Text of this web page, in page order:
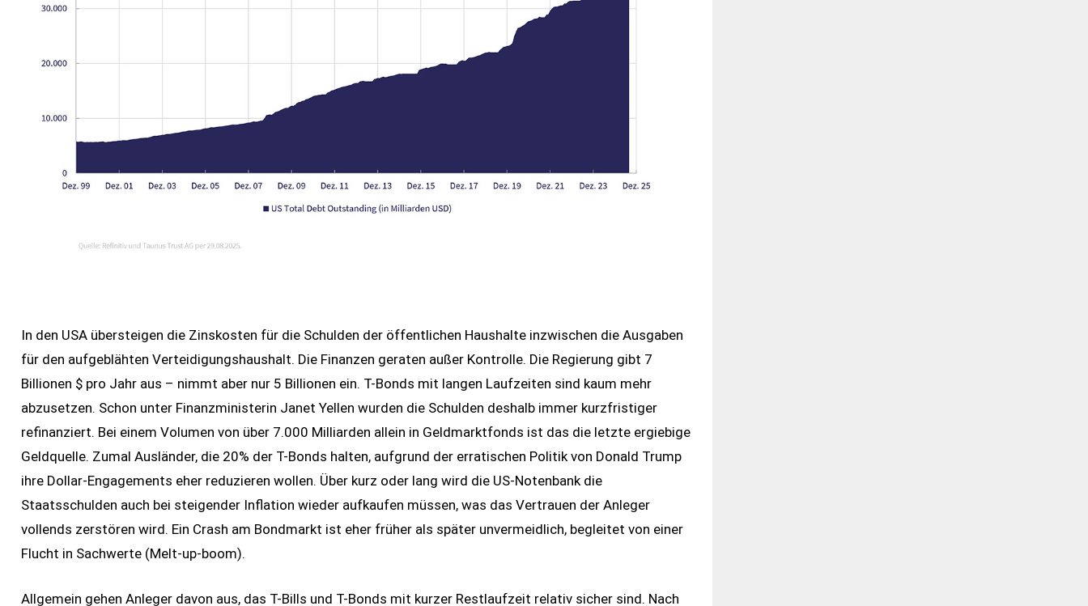
In den USA übersteigen die Zinskosten für die Schulden der öffentlichen Haushalte inzwischen die Ausgaben
für den aufgeblähten Verteidigungshaushalt. Die Finanzen geraten außer Kontrolle. Die Regierung gibt 7
Billionen $ pro Jahr aus – nimmt aber nur 5 Billionen ein. T-Bonds mit langen Laufzeiten sind kaum mehr
abzusetzen. Schon unter Finanzministerin Janet Yellen wurden die Schulden deshalb immer kurzfristiger
refinanziert. Bei einem Volumen von über 7.000 Milliarden allein in Geldmarktfonds ist das die letzte ergiebige
Geldquelle. Zumal Ausländer, die 20% der T-Bonds halten, aufgrund der erratischen Politik von Donald Trump
ihre Dollar-Engagements eher reduzieren wollen. Über kurz oder lang wird die US-Notenbank die
Staatsschulden auch bei steigender Inflation wieder aufkaufen müssen, was das Vertrauen der Anleger
vollends zerstören wird. Ein Crash am Bondmarkt ist eher früher als später unvermeidlich, begleitet von einer
Flucht in Sachwerte (Melt-up-boom).
Allgemein gehen Anleger davon aus, das T-Bills und T-Bonds mit kurzer Restlaufzeit relativ sicher sind. Nach